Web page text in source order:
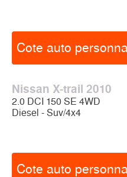
Cote auto
Nissan X-trail 2010
2.0 DCI 150 SE 4WD
Diesel - Suv/4x4
Cote auto